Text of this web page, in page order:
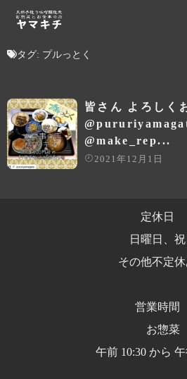
タグ: プルっとく
皆さん よろしく
@make_rep...
2021年12月1日
定休日
日曜日、祝
その他不定休
営業時間
お惣菜
午前 10:30 から